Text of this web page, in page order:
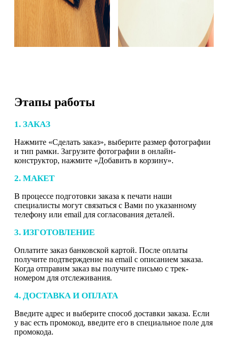
Этапы работы
1. ЗАКАЗ
Нажмите «Сделать заказ», выберите размер фотографии
и тип рамки. Загрузите фотографии в онлайн-
конструктор, нажмите «Добавить в корзину».
2. МАКЕТ
В процессе подготовки заказа к печати наши
специалисты могут связаться с Вами по указанному
телефону или email для согласования деталей.
3. ИЗГОТОВЛЕНИЕ
Оплатите заказ банковской картой. После оплаты
получите подтверждение на email с описанием заказа.
Когда отправим заказ вы получите письмо с трек-
номером для отслеживания.
4. ДОСТАВКА И ОПЛАТА
Введите адрес и выберите способ доставки заказа. Если
у вас есть промокод, введите его в специальное поле для
промокода.